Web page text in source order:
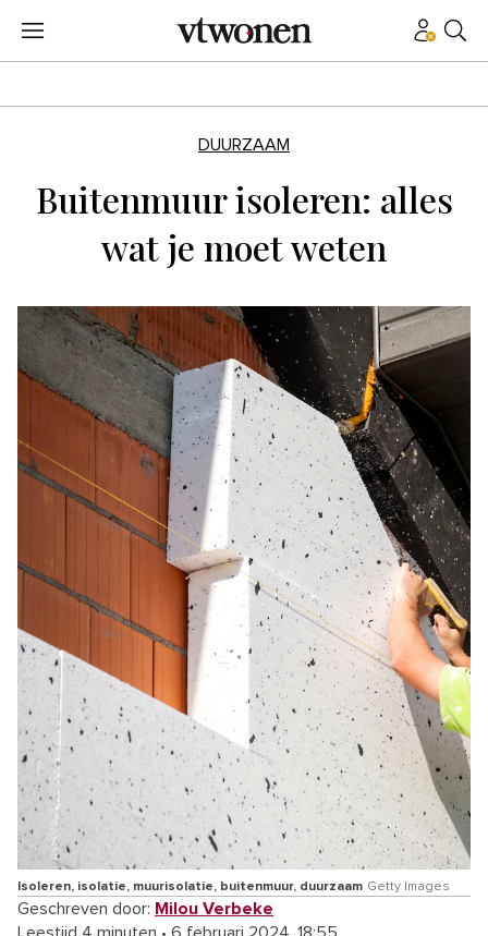
DUURZAAM
Buitenmuur isoleren: alles
wat je moet weten
Isoleren, isolatie, muurisolatie, buitenmuur, duurzaam Getty Images
Geschreven door: Milou Verbeke
Leestijd 4 minuten • 6 februari 2024, 18:55